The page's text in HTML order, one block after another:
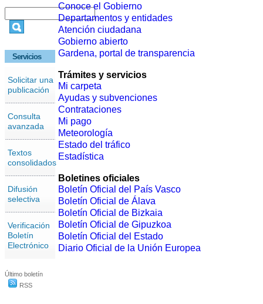
Servicios
Solicitar una
publicación
Consulta
avanzada
Textos
consolidados
Difusión
selectiva
Verificación
Boletín
Electrónico
Último boletín
RSS
Conoce el Gobierno
Departamentos y entidades
Atención ciudadana
Gobierno abierto
Gardena, portal de transparencia
Trámites y servicios
Mi carpeta
Ayudas y subvenciones
Contrataciones
Mi pago
Meteorología
Estado del tráfico
Estadística
Boletines oficiales
Boletín Oficial del País Vasco
Boletín Oficial de Álava
Boletín Oficial de Bizkaia
Boletín Oficial de Gipuzkoa
Boletín Oficial del Estado
Diario Oficial de la Unión Europea